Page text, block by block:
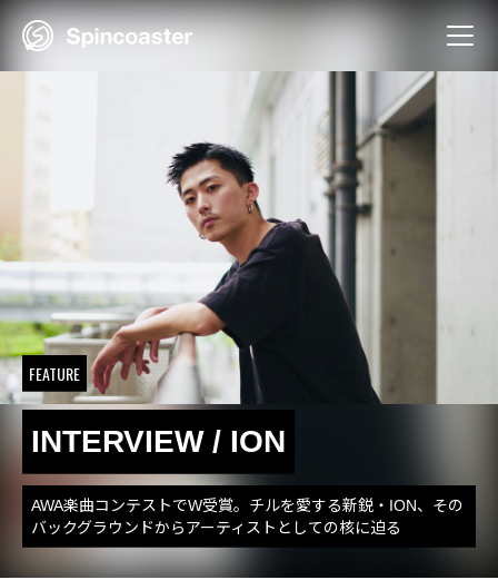
Skip
FEATURE
INTERVIEW / ION
AWA楽曲コンテストでW受賞。チルを愛する新鋭・ION、その
バックグラウンドからアーティストとしての核に迫る